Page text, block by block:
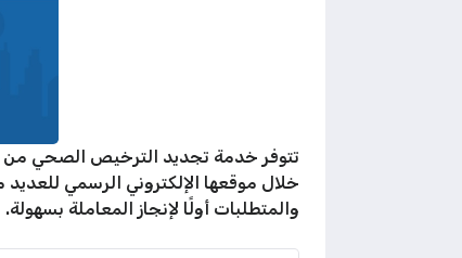
تتوفر خدمة تجديد الترخيص الصحي من
خلال موقعها الإلكتروني الرسمي
والمتطلبات أولًا لإنجاز المعاملة بسهولة.